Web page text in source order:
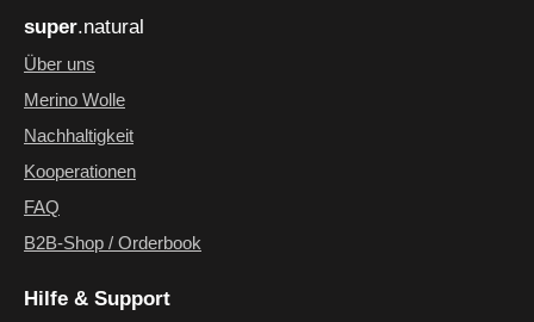
genommen und die
einverstanden.
super.natural
Über uns
Merino Wolle
Nachhaltigkeit
Kooperationen
FAQ
B2B-Shop / Orderbook
Hilfe & Support